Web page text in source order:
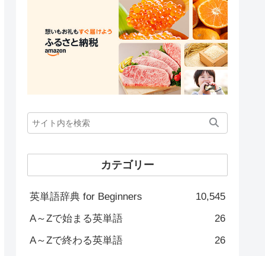
カテゴリー
英単語辞典 for Beginners
10,545
A～Zで始まる英単語
26
A～Zで終わる英単語
26